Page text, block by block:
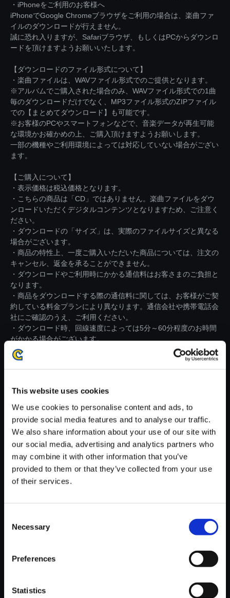
This website uses cookies
We use cookies to personalise content and ads, to
provide social media features and to analyse our traffic.
We also share information about your use of our site with
our social media, advertising and analytics partners who
may combine it with other information that you’ve
provided to them or that they’ve collected from your use
of their services.
Selection
Necessary
Preferences
Statistics
・iPhoneをご利用のお客様へ
iPhoneでGoogle Chromeブラウザをご利用の場合は、楽曲ファ
イルのダウンロードが行えません。
誠に恐れ入りますが、Safariブラウザ、もしくはPCからダウンロ
ードを頂けますようお願いいたします。
【ダウンロードのファイル形式について】
・楽曲ファイルは、WAVファイル形式でのご提供となります。
※アルバムでご購入された場合のみ、WAVファイル形式での1曲
毎のダウンロードだけでなく、MP3ファイル形式のZIPファイル
での【まとめてダウンロード】も可能です。
※お客様のPCやスマートフォンなどで、音楽データが再生可能
な環境かお確かめの上、ご購入頂けますようお願いします。
一部の機種やご利用環境によっては対応していない場合がござい
ます。
【ご購入について】
・表示価格は税込価格となります。
・こちらの商品は「CD」ではありません。楽曲ファイルをダウ
ンロードいただくデジタルコンテンツとなりますため、ご注意く
ださい。
・ダウンロードの「サイズ」は、実際のファイルサイズと異なる
場合がございます。
・商品の特性上、一度ご購入いただいた商品については、注文の
キャンセル、返金を承ることができません。
・ダウンロードやご利用時にかかる通信料はお客さまのご負担と
なります。
・商品をダウンロードする際の通信料に関しては、お客様がご契
約している料金プランにより異なります。通信会社や携帯電話会
社にご確認のうえ、ご利用ください。
・ダウンロード時、回線速度によっては5分～60分程度のお時間
がかかる場合がございます。
※ご購入いただいたファイルのダウンロードの際には、通信環境
が安定しているWifi環境でお試しください。
【単曲】ロックマンエグゼ サウ
ンドBOX 電気街
150円(税込)